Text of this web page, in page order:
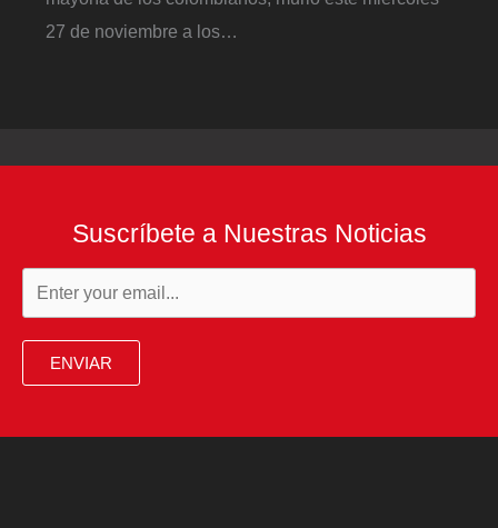
27 de noviembre a los…
Suscríbete a Nuestras Noticias
ENVIAR